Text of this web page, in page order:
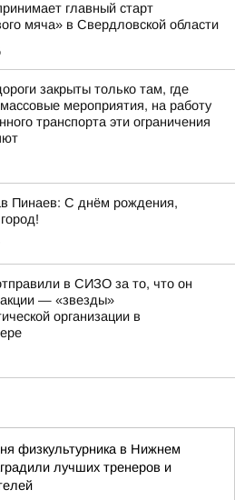
главный старт
мяча» в Свердловской области
закрыты только там, где
мероприятия, на работу
транспорта эти ограничения
Пинаев: С днём рождения,
в СИЗО за то, что он
— «звезды»
организации в
физкультурника в Нижнем
лучших тренеров и